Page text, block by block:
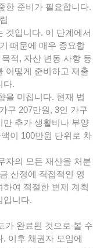
한 준비가 필요합니다.
것입니다. 이 단계에서
때문에 매우 중요합
적, 자산 변동 사항 등
어떻게 준비하고 제출
다.
을 미칩니다. 현재 법
구 207만원, 3인 가구
만 추가 생활비나 부양
이 100만원 단위로 차
자의 모든 재산을 처분
산정에 직접적인 영
여 적절한 변제 계획
입니다.
가 완료된 것으로 볼 수
이후 채권자 모임에